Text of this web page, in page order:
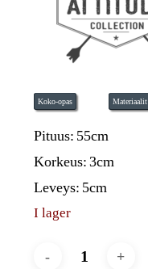
Koko-opas Materiaalit
Pituus: 55cm
Korkeus: 3cm
Leveys: 5cm
I lager